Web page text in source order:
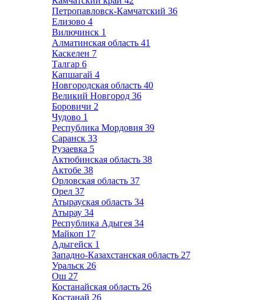
Петропавловск-Камчатский 36
Елизово 4
Вилючинск 1
Алматинская область 41
Каскелен 7
Талгар 6
Капшагай 4
Новгородская область 40
Великий Новгород 36
Боровичи 2
Чудово 1
Республика Мордовия 39
Саранск 33
Рузаевка 5
Актюбинская область 38
Актобе 38
Орловская область 37
Орел 37
Атырауская область 34
Атырау 34
Республика Адыгея 34
Майкоп 17
Адыгейск 1
Западно-Казахстанская область 27
Уральск 26
Ош 27
Костанайская область 26
Костанай 26